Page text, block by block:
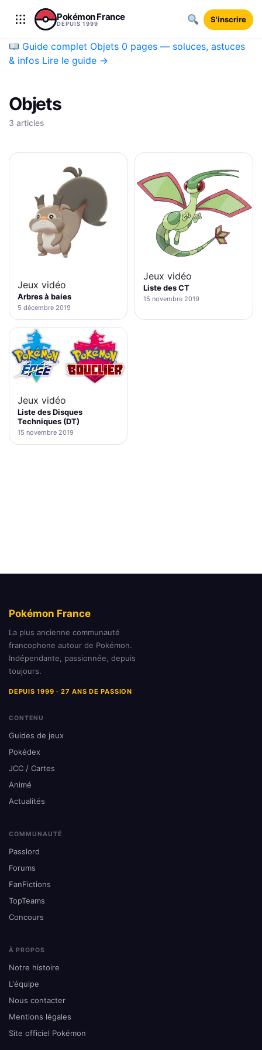
Aller au contenu
Pokémon France
DEPUIS 1999 S'inscrire
Guide complet Objets 0 pages — soluces, astuces
& infos Lire le guide →
Objets
3 articles
Jeux vidéo
Arbres à baies
5 décembre 2019
Jeux vidéo
Liste des CT
15 novembre 2019
Jeux vidéo
Liste des Disques
Techniques (DT)
15 novembre 2019
Pokémon France
La plus ancienne communauté
francophone autour de Pokémon.
Indépendante, passionnée, depuis
toujours.
DEPUIS 1999 · 27 ANS DE PASSION
CONTENU
Guides de jeux
Pokédex
JCC / Cartes
Animé
Actualités
COMMUNAUTÉ
Passlord
Forums
FanFictions
TopTeams
Concours
À PROPOS
Notre histoire
L'équipe
Nous contacter
Mentions légales
Site officiel Pokémon